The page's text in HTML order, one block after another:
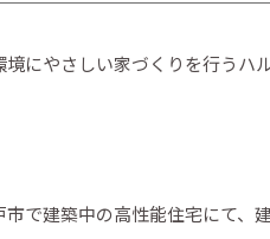
にやさしい家づくりを行うハル
で建築中の高性能住宅にて、